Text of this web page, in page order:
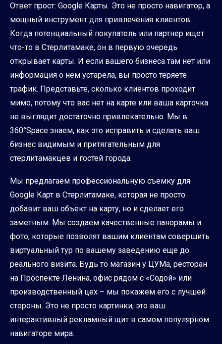
Ответ прост: Google Карты. Это не просто навигатор, а
мощный инструмент для привлечения клиентов.
Когда потенциальный покупатель или партнер ищет
что-то в Стерлитамаке, он в первую очередь
открывает карты. И если вашего бизнеса там нет или
информация о нем устарела, вы просто теряете
трафик. Представьте, сколько клиентов проходит
мимо, потому что вас нет на карте или ваша карточка
не выглядит достаточно привлекательно. Мы в
360°Space знаем, как это исправить и сделать ваш
бизнес видимым и притягательным для
стерлитамакцев и гостей города.
Мы предлагаем профессиональную съемку для
Google Карт в Стерлитамаке, которая не просто
добавит ваш объект на карту, но и сделает его
заметным. Мы создаем качественные панорамы и
фото, которые позволят вашим клиентам совершить
виртуальный тур по вашему заведению еще до
реального визита. Будь то магазин у ЦУМа, ресторан
на Проспекте Ленина, офис рядом с «Содой» или
производственный цех – мы покажем его с лучшей
стороны. Это не просто картинки, это ваш
интерактивный рекламный щит в самом популярном
навигаторе мира.